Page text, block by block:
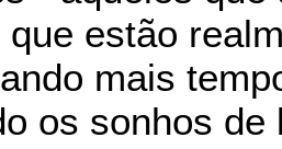
que estão
mais
os sonhos